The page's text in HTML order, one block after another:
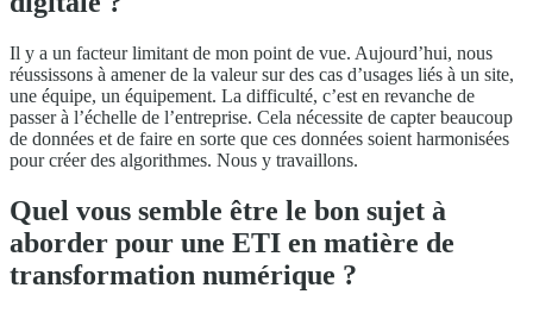
Il y a un facteur limitant de mon point de vue. Aujourd’hui, nous
réussissons à amener de la valeur sur des cas d’usages liés à un site,
une équipe, un équipement. La difficulté, c’est en revanche de
passer à l’échelle de l’entreprise. Cela nécessite de capter beaucoup
de données et de faire en sorte que ces données soient harmonisées
pour créer des algorithmes. Nous y travaillons.
Quel vous semble être le bon sujet à
aborder pour une ETI en matière de
transformation numérique ?